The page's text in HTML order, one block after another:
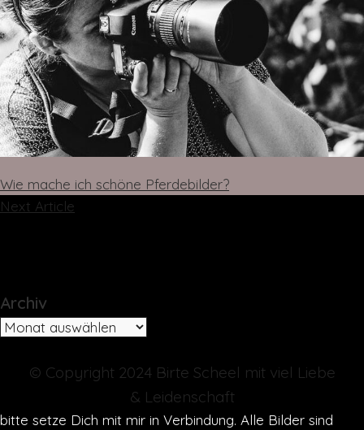
Wie mache ich schöne Pferdebilder?
Next Article
Archiv
Archiv
© Copyright 2024 Birte Scheel mit viel Liebe
& Leidenschaft
bitte setze Dich mit mir in Verbindung. Alle Bilder sind